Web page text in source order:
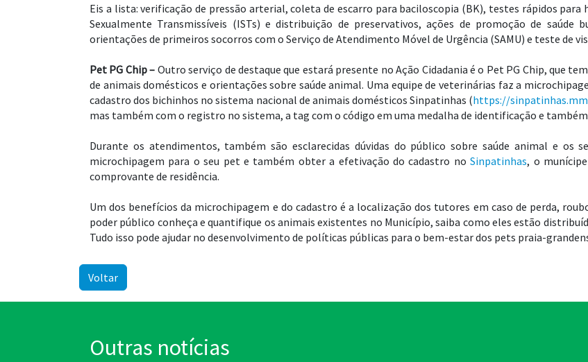
Eis a lista: verificação de pressão arterial, coleta de escarro para baciloscopia (BK), testes rápidos
Sexualmente Transmissíveis (ISTs) e distribuição de preservativos, ações de promoção de saúde
orientações de primeiros socorros com o Serviço de Atendimento Móvel de Urgência (SAMU) e teste de
Pet PG Chip – Outro serviço de destaque que estará presente no Ação Cidadania é o Pet PG Chip, que
de animais domésticos e orientações sobre saúde animal. Uma equipe de veterinárias faz a
cadastro dos bichinhos no sistema nacional de animais domésticos Sinpatinhas (https://
mas também com o registro no sistema, a tag com o código em uma medalha de identificação e
Durante os atendimentos, também são esclarecidas dúvidas do público sobre saúde animal e os
microchipagem para o seu pet e também obter a efetivação do cadastro noSinpatinhas, o
comprovante de residência.
Um dos benefícios da microchipagem e do cadastro é a localização dos tutores em caso de perda,
poder público conheça e quantifique os animais existentes no Município, saiba como eles estão
Tudo isso pode ajudar no desenvolvimento de políticas públicas para o bem-estar dos pets praia-
Voltar
Outras notícias